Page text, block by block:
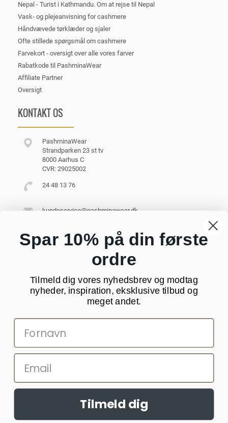
Nepal - Turist i Kathmandu. Om at rejse til Nepal
Vask- og plejeanvisning for cashmere
Håndvævede tørklæder og sjaler
Ofte stillede spørgsmål om cashmere
Farvekort - oversigt over alle vores farver
Rabatkode til PashminaWear
Affiliate Partner
Oversigt
KONTAKT OS
PashminaWear
Strandparken 23 st tv
8000 Aarhus C
CVR: 29025002
24 48 13 76
kundeservice@pashminawear.dk
NYHEDSBREV
SOCIALE MEDIER
Websitet anvender cookies til at huske dine indstillinger og statistik.
Denne information deles med tredjepart.Læs mere >>
Spar 10% på din første
ordre
Tilmeld dig vores nyhedsbrev og modtag
nyheder, inspiration, eksklusive tilbud og
meget andet.
Tilmeld dig